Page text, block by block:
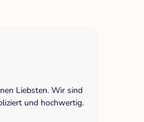
Liebsten. Wir sind
und hochwertig.